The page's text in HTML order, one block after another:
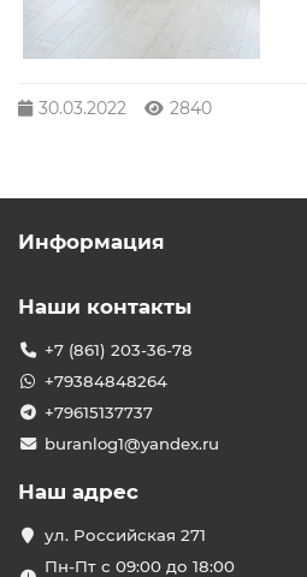
30.03.2022 2840
Информация
Наши контакты
+7 (861) 203-36-78
+79384848264
+79615137737
buranlog1@yandex.ru
Наш адрес
ул. Российская 271
Пн-Пт с 09:00 до 18:00